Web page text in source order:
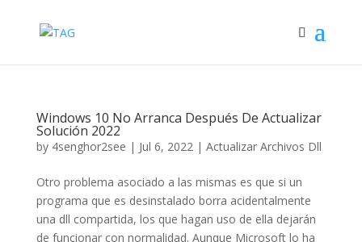
Windows 10 No Arranca Después De Actualizar
Solución 2022
by 4senghor2see | Jul 6, 2022| Actualizar Archivos Dll
Otro problema asociado a las mismas es que si un
programa que es desinstalado borra acidentalmente
una dll compartida, los que hagan uso de ella dejarán
de funcionar con normalidad. Aunque Microsoft lo ha